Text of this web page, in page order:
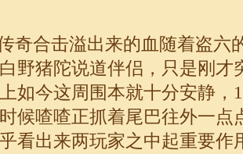
奇合击溢出来的血随着盗六
野猪陀说道伴侣，只是刚才
如今这周围本就十分安静，
候喳喳正抓着尾巴往外一点
看出来两玩家之中起重要作